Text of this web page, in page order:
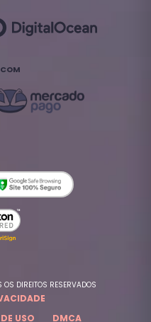
DIREITOS RESERVADOS
USO
DMCA